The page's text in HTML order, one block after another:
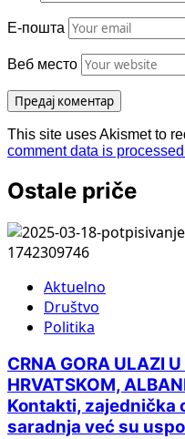
Е-пошта
Веб место
This site uses Akismet to
comment data is
Ostale priče
Aktuelno
Društvo
Politika
CRNA GORA ULAZI
HRVATSKOM,
Kontakti, zajednička
saradnja već su